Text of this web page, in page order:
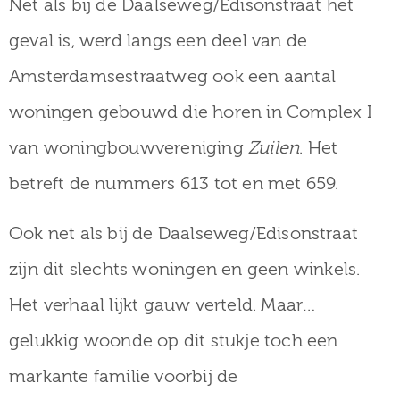
museum
Verhalen
over
Zuilen
Collectie
Net als bij de Daalseweg/Edisonstraat het
geval is, werd langs een deel van de
Amsterdamsestraatweg ook een aantal
woningen gebouwd die horen in Complex I
van woningbouwvereniging Zuilen. Het
betreft de nummers 613 tot en met 659.
Ook net als bij de Daalseweg/Edisonstraat
zijn dit slechts woningen en geen winkels.
Het verhaal lijkt gauw verteld. Maar…
gelukkig woonde op dit stukje toch een
markante familie voorbij de